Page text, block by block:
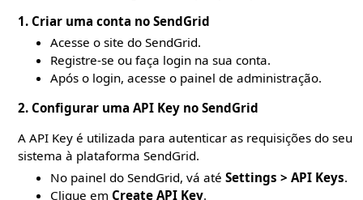
1. Criar uma conta no SendGrid
Acesse o site do SendGrid.
Registre-se ou faça login na sua conta.
Após o login, acesse o painel de administração.
2. Configurar uma API Key no SendGrid
A API Key é utilizada para autenticar as requisições do seu
sistema à plataforma SendGrid.
No painel do SendGrid, vá até Settings > API Keys.
Clique em Create API Key.